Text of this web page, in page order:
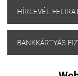
HÍRLEVÉL
BANKKÁRTYÁS